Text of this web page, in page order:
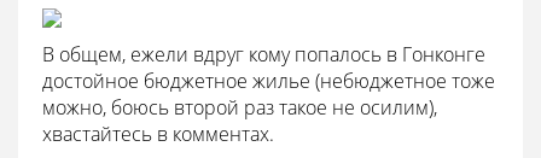
В общем, ежели вдруг кому попалось в Гонконге
достойное бюджетное жилье (небюджетное тоже
можно, боюсь второй раз такое не осилим),
хвастайтесь в комментах.